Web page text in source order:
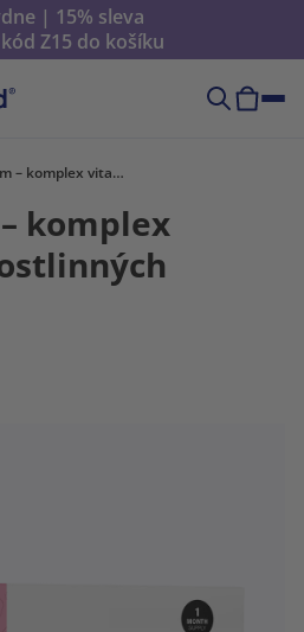
| 15% sleva
Z15 do košíku
BustyBloom – komplex vitamínů a rostlinných výtažků
komplex